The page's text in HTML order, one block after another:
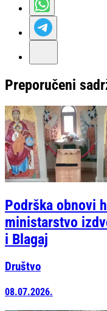
Preporučeni
Podrška obnovi
ministarstvo
i Blagaj
Društvo
08.07.2026.